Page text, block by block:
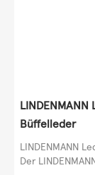
Büffelleder
LINDENMANN
Der